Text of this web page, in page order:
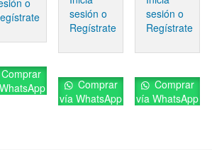
sesión o
Regístrate
Comprar
vía WhatsApp
sesión o
Regístrate
Comprar
vía WhatsApp